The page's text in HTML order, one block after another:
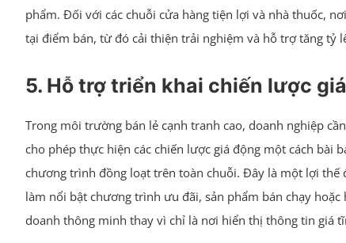
phẩm. Đối với các chuỗi cửa hàng tiện lợi và nhà thuốc,
tại điểm bán, từ đó cải thiện trải nghiệm và hỗ trợ tăng tỷ
5. Hỗ trợ triển khai chiến lược
Trong môi trường bán lẻ cạnh tranh cao, doanh nghiệp
cho phép thực hiện các chiến lược giá động một cách bài
chương trình đồng loạt trên toàn chuỗi. Đây là một lợi thế
làm nổi bật chương trình ưu đãi, sản phẩm bán chạy
doanh thông minh thay vì chỉ là nơi hiển thị thông tin giá